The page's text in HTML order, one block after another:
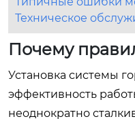
Техническое
Почему
Установка системы
эффективность
неоднократно